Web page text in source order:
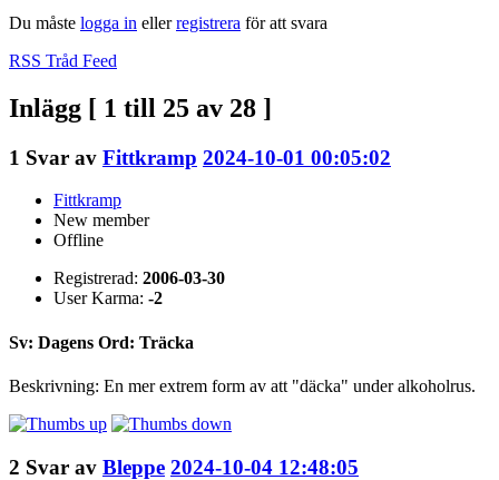
Du måste logga in ellerregistrera för att svara
RSS Tråd Feed
Inlägg [ 1 till 25 av 28 ]
1 Svar av Fittkramp 2024-10-01 00:05:02
Fittkramp
New member
Offline
Registrerad: 2006-03-30
User Karma: -2
Sv: Dagens Ord: Träcka
Beskrivning: En mer extrem form av att "däcka" under alkoholrus.
2 Svar av Bleppe 2024-10-04 12:48:05